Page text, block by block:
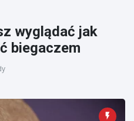
wyglądać jak
biegaczem